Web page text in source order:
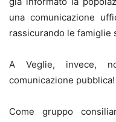
una comunicazione
rassicurando le famiglie
A Veglie, invece,
comunicazione pubblica!
Come gruppo